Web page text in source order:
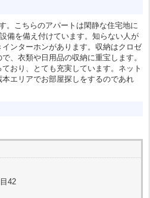
。こちらのアパートは閑静な住宅地に
備を備え付けています。知らない人が
ンターホンがあります。収納はクロゼ
、衣類や日用品の収納に重宝します。
おり、とても充実しています。ネット
エリアでお部屋探しをするのであれ
42